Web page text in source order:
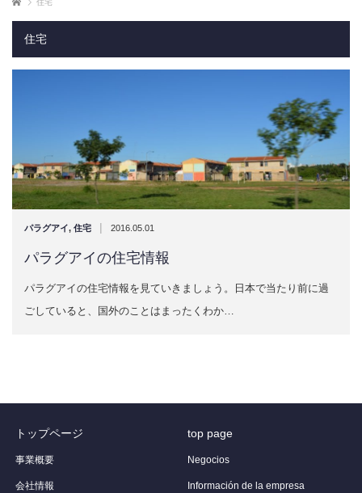
住宅
住宅
パラグアイ, 住宅 | 2016.05.01
​パラグアイの住宅情報
パラグアイの住宅情報を見ていきましょう。日本で当たり前に過
ごしていると、国外のことはまったくわか…
トップページ
事業概要
会社情報
top page
Negocios
Información de la empresa